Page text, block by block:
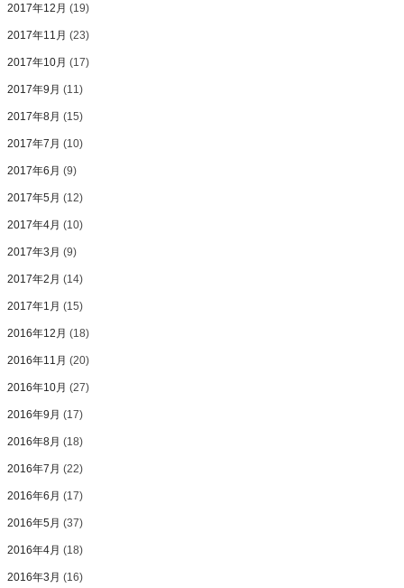
2017年12月 (19)
2017年11月 (23)
2017年10月 (17)
2017年9月 (11)
2017年8月 (15)
2017年7月 (10)
2017年6月 (9)
2017年5月 (12)
2017年4月 (10)
2017年3月 (9)
2017年2月 (14)
2017年1月 (15)
2016年12月 (18)
2016年11月 (20)
2016年10月 (27)
2016年9月 (17)
2016年8月 (18)
2016年7月 (22)
2016年6月 (17)
2016年5月 (37)
2016年4月 (18)
2016年3月 (16)